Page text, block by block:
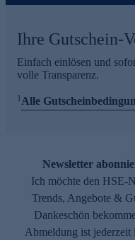
Ihre Gutschein-
Einfach einlösen und
volle Transparenz.
1Alle
Newsletter
Ich möchte den HSE-
Trends, Angebote &
Dankeschön
Abmeldung ist